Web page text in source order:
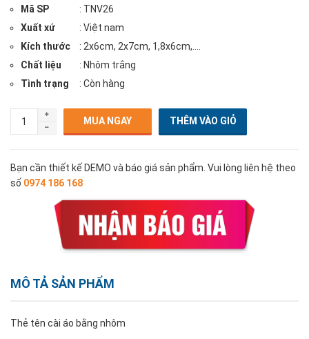
Mã SP
: TNV26
Xuất xứ
: Việt nam
Kích thước
: 2x6cm, 2x7cm, 1,8x6cm,....
Chất liệu
: Nhôm trắng
Tình trạng
: Còn hàng
MUA NGAY
Bạn cần thiết kế DEMO và báo giá sản phẩm. Vui lòng liên hệ theo
số 0974 186 168
MÔ TẢ SẢN PHẨM
Thẻ tên cài áo bằng nhôm